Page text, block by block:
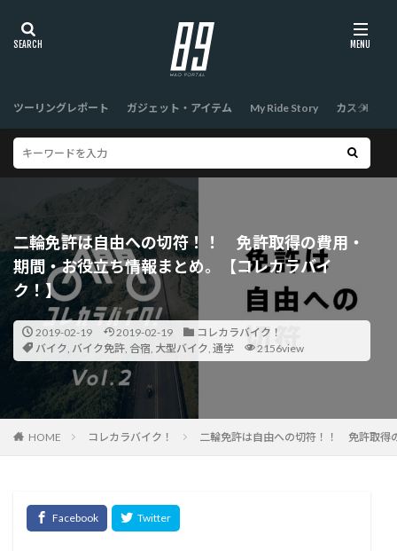
ツーリングレポート ガジェット・アイテム My Ride Story カスタム
二輪免許は自由への切符！！ 免許取得の費用・
期間・お役立ち情報まとめ。【コレカラバイ
ク！】
2019-02-19 2019-02-19
コレカラバイク！
バイク, バイク免許, 合宿, 大型バイク, 通学 2156view
HOME コレカラバイク！ 二輪免許は自由への切符！！ 免許取得